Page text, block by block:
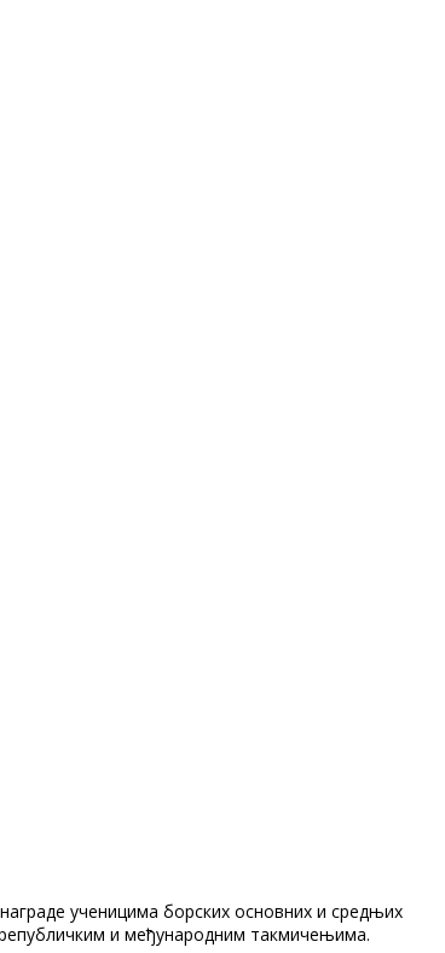
ученицима борских основних и средњих
и међународним такмичењима.